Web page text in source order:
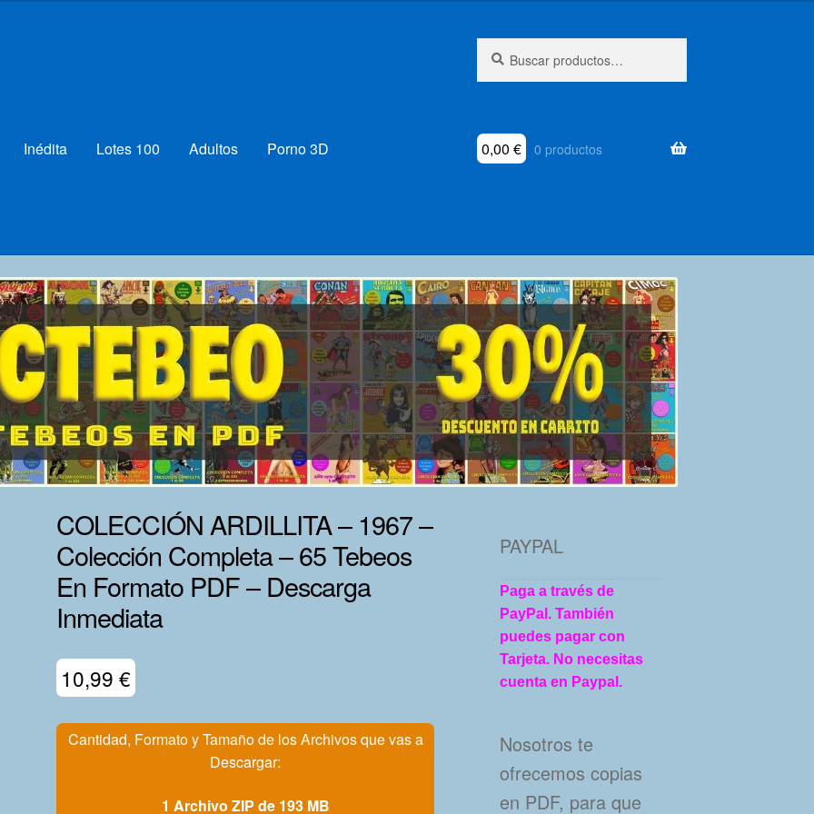
por:
Inédita Lotes 100 Adultos Porno 3D 0,00 € 0 productos
COLECCIÓN ARDILLITA – 1967 –
Colección Completa – 65 Tebeos
En Formato PDF – Descarga
Inmediata
10,99€
Cantidad, Formato y Tamaño de los Archivos que vas a
Descargar:
1 Archivo ZIP de 193 MB
PAYPAL
Paga a través de
PayPal. También
puedes pagar con
Tarjeta. No necesitas
cuenta en Paypal.
Nosotros te
ofrecemos copias
en PDF, para que